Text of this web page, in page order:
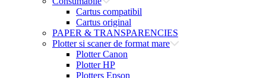
Cartus compatibil
Cartus original
PAPER & TRANSPARENCIES
Plotter si scaner de format mare
Plotter Canon
Plotter HP
Plotters Epson